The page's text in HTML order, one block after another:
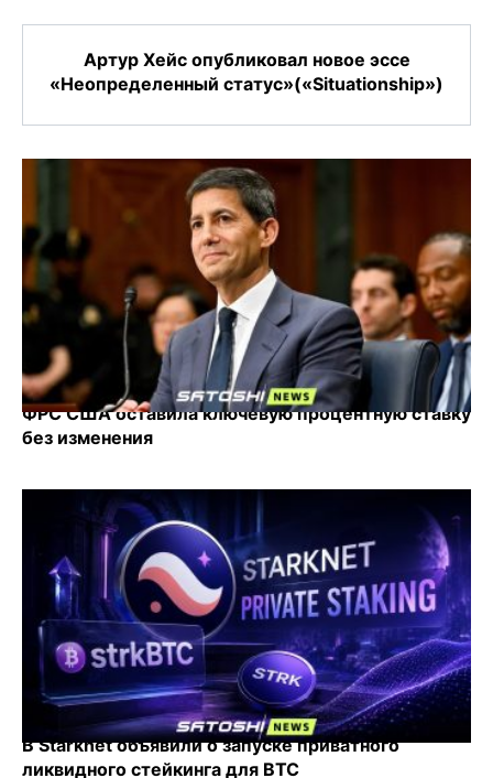
Артур Хейс опубликовал новое эссе
«Неопределенный статус»(«Situationship»)
ФРС США оставила ключевую процентную ставку
без изменения
В Starknet объявили о запуске приватного
ликвидного стейкинга для BTC